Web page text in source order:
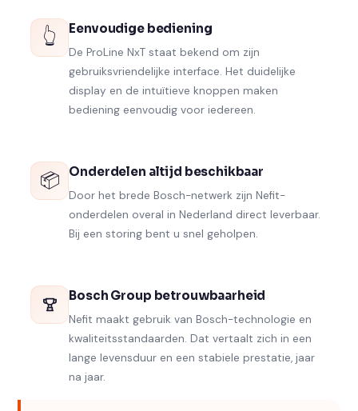
👆 Eenvoudige bediening
De ProLine NxT staat bekend om zijn
gebruiksvriendelijke interface. Het duidelijke
display en de intuïtieve knoppen maken
bediening eenvoudig voor iedereen.
📦 Onderdelen altijd beschikbaar
Door het brede Bosch-netwerk zijn Nefit-
onderdelen overal in Nederland direct leverbaar.
Bij een storing bent u snel geholpen.
Bosch Group betrouwbaarheid
Nefit maakt gebruik van Bosch-technologie en
kwaliteitsstandaarden. Dat vertaalt zich in een
lange levensduur en een stabiele prestatie, jaar
na jaar.